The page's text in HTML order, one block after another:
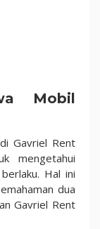
Mobil
Gavriel Rent
mengetahui
Hal ini
dua
Gavriel Rent